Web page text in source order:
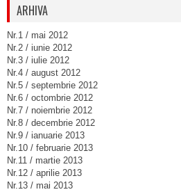
ARHIVA
Nr.1 / mai 2012
Nr.2 / iunie 2012
Nr.3 / iulie 2012
Nr.4 / august 2012
Nr.5 / septembrie 2012
Nr.6 / octombrie 2012
Nr.7 / noiembrie 2012
Nr.8 / decembrie 2012
Nr.9 / ianuarie 2013
Nr.10 / februarie 2013
Nr.11 / martie 2013
Nr.12 / aprilie 2013
Nr.13 / mai 2013